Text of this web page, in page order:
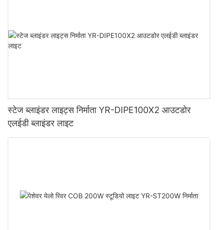
स्टेज ब्लाइंडर लाइट्स निर्माता YR-DIPE100X2 आउटडोर
एलईडी ब्लाइंडर लाइट